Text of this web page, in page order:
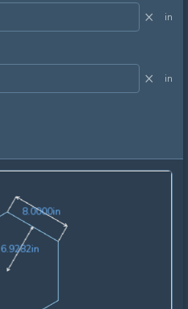
× in
× in
8.0000in8.0000in
6.9282in6.9282in